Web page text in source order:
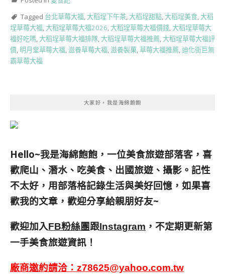
Tagged 台北草莓大福 大稻埕下午茶 大稻埕甜點 大稻埕美食 大稻
埕草莓大福 大稻埕草莓大福2026 大稻埕草莓大福價錢 大稻埕草莓大
福好吃嗎 大稻埕草莓大福排隊 大稻埕草莓大福推薦 大稻埕草莓大福評
價 明月堂草莓大福 滋養草莓大福 滋養製菓 草莓大福推薦 迪化街巨無
霸草莓大福
大家好，我是海綿飽飽
Hello~我是海綿飽飽，一位美食旅遊部落客， 喜
歡爬山、潛水、吃美食、出國旅遊、攝影。 記性
不太好，用部落格記錄生活與美好回憶， 如果喜
歡我的文章，歡迎分享給親朋好友~
歡迎加入FB粉絲團跟Instagram ，不定期更新第
一手美食旅遊資訊！
廠商邀約請洽： z78625@yahoo.com.tw